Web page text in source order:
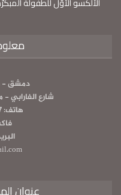
دمشق -
شارع الفارابي -
هاتف: 6110127-6110122
فاكس: